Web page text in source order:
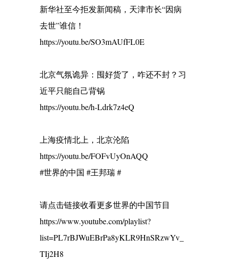
新华社至今拒发新闻稿，天津市长“因病
去世”谁信！
https://youtu.be/SO3mAUfFL0E
北京气氛诡异：囤好货了，咋还不封？习
近平只能自己背锅
https://youtu.be/h-Ldrk7z4eQ
上海疫情北上，北京沦陷
https://youtu.be/FOFvUyOnAQQ
#世界的中国 #王邦瑞 #
请点击链接收看更多世界的中国节目
https://www.youtube.com/playlist?
list=PL7rBJWuEBrPa8yKLR9HnSRzwYv_
TIj2H8